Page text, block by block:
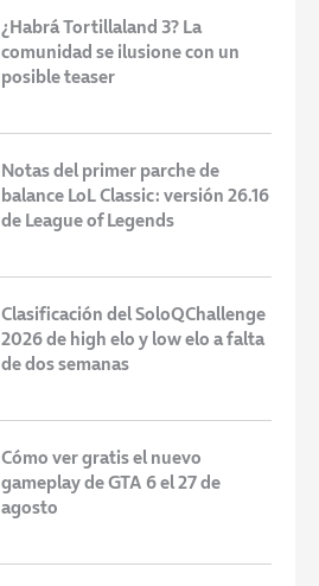
¿Habrá Tortillaland 3? La
comunidad se ilusione con un
posible teaser
Notas del primer parche de
balance LoL Classic: versión 26.16
de League of Legends
Clasificación del SoloQChallenge
2026 de high elo y low elo a falta
de dos semanas
Cómo ver gratis el nuevo
gameplay de GTA 6 el 27 de
agosto